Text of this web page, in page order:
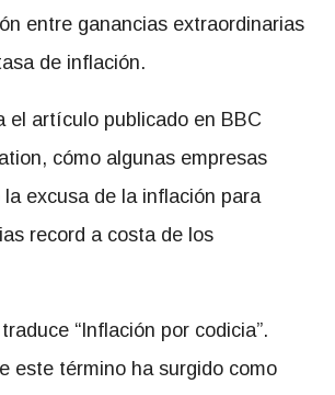
entre ganancias extraordinarias
de inflación.
el artículo publicado en BBC
cómo algunas empresas
excusa de la inflación para
record a costa de los
“Inflación por codicia”.
este término ha surgido como